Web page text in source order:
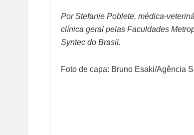
Por Stefanie Poblete, médica-
clínica geral pelas Faculdades
Syntec do Brasil.
Foto de capa: Bruno Esaki/Agência